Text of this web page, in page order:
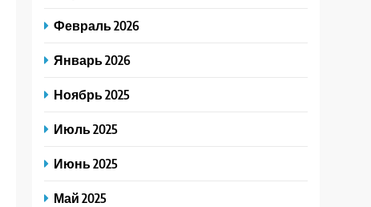
Февраль 2026
Январь 2026
Ноябрь 2025
Июль 2025
Июнь 2025
Май 2025